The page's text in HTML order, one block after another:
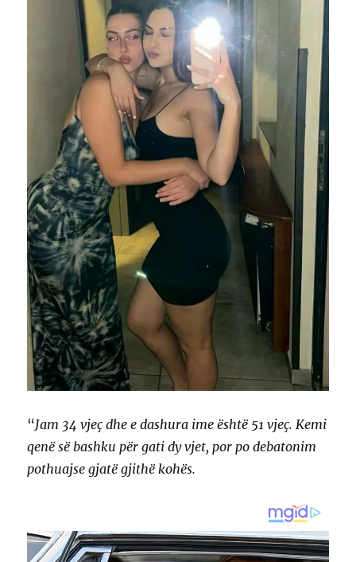
“Jam 34 vjeç dhe e dashura ime është 51 vjeç. Kemi
qenë së bashku për gati dy vjet, por po debatonim
pothuajse gjatë gjithë kohës.